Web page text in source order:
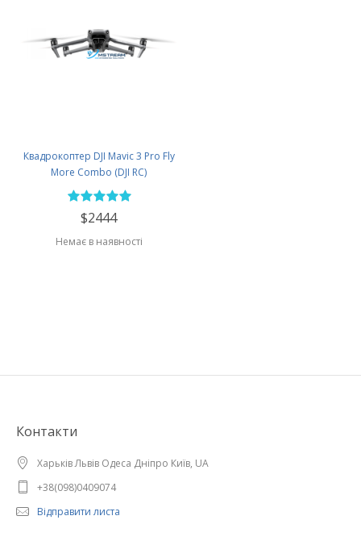
Квадрокоптер DJI Mavic 3 Pro Fly
More Combo (DJI RC)
$2444
Немає в наявності
Контакти
Харьків Львів Одеса Дніпро Київ, UA
+38(098)0409074
Відправити листа